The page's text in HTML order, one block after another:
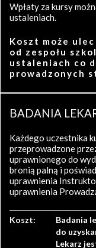
Wpłaty za kursy
ustaleniach.
Koszt może
od zespołu
ustaleniach co
prowadzonych
BADANIA
Każdego uczestnika
przeprowadzone
uprawnionego do
bronią palną i
uprawnienia
uprawnienia
Koszt:
Badania
do
Lekarz